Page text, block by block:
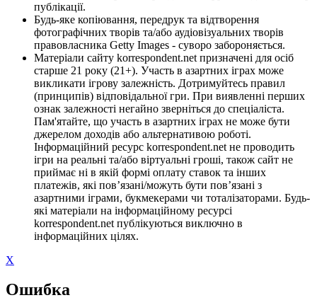
публікації.
Будь-яке копіювання, передрук та відтворення
фотографічних творів та/або аудіовізуальних творів
правовласника Getty Images - суворо забороняється.
Матеріали сайту korrespondent.net призначені для осіб
старше 21 року (21+). Участь в азартних іграх може
викликати ігрову залежність. Дотримуйтесь правил
(принципів) відповідальної гри. При виявленні перших
ознак залежності негайно зверніться до спеціаліста.
Пам'ятайте, що участь в азартних іграх не може бути
джерелом доходів або альтернативою роботі.
Інформаційний ресурс korrespondent.net не проводить
ігри на реальні та/або віртуальні гроші, також сайт не
приймає ні в якій формі оплату ставок та інших
платежів, які пов’язані/можуть бути пов’язані з
азартними іграми, букмекерами чи тоталізаторами. Будь-
які матеріали на інформаційному ресурсі
korrespondent.net публікуються виключно в
інформаційних цілях.
X
Ошибка